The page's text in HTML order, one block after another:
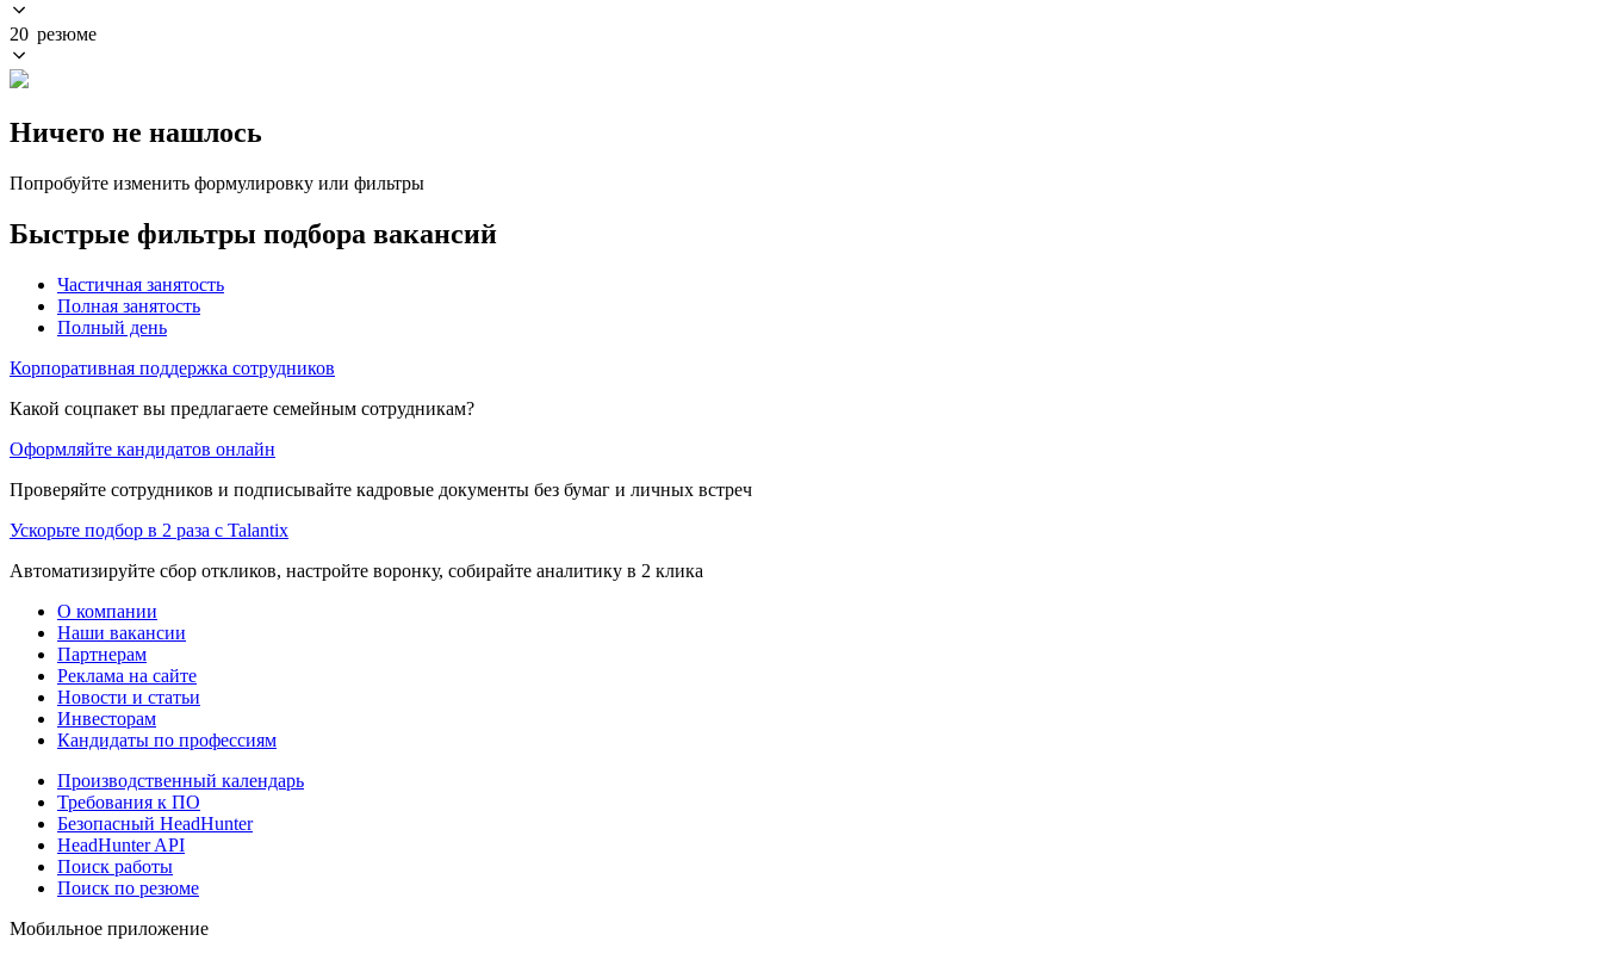
20 резюме
Ничего не нашлось
Попробуйте изменить формулировку или фильтры
Быстрые фильтры подбора вакансий
Частичная занятость
Полная занятость
Полный день
Корпоративная поддержка сотрудников
Какой соцпакет вы предлагаете семейным сотрудникам?
Оформляйте кандидатов онлайн
Проверяйте сотрудников и подписывайте кадровые документы без бумаг и личных встреч
Ускорьте подбор в 2 раза с Talantix
Автоматизируйте сбор откликов, настройте воронку, собирайте аналитику в 2 клика
О компании
Наши вакансии
Партнерам
Реклама на сайте
Новости и статьи
Инвесторам
Кандидаты по профессиям
Производственный календарь
Требования к ПО
Безопасный HeadHunter
HeadHunter API
Поиск работы
Поиск по резюме
Мобильное приложение